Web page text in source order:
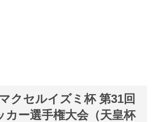
クセルイズミ杯 第31回
カー選手権大会（天皇杯